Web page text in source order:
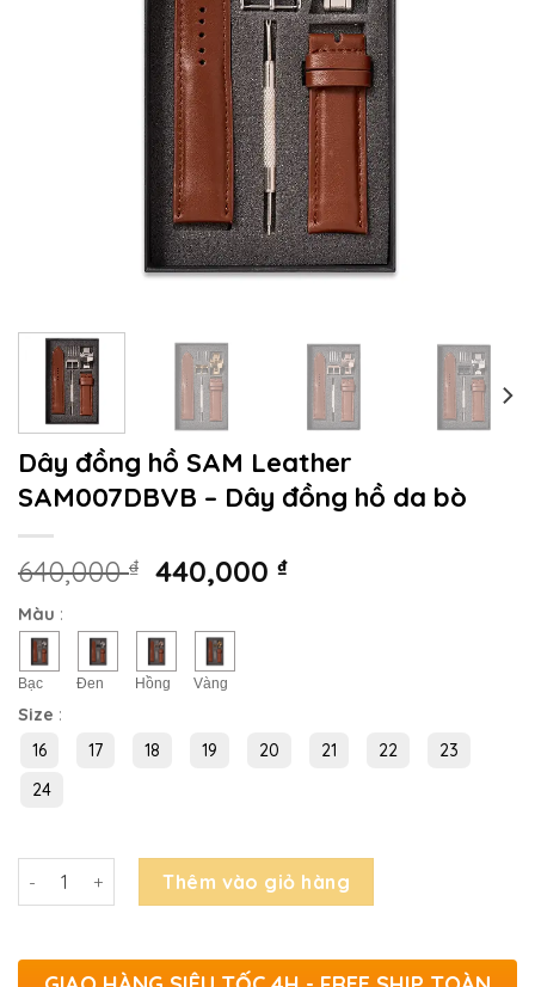
Dây đồng hồ SAM Leather
SAM007DBVB – Dây đồng hồ da bò
640,000₫ 440,000₫
Màu :
Bạc Đen Hồng Vàng
Size :
16
17 18 19 20 21 22
23
24
Số lượng Thêm vào giỏ hàng